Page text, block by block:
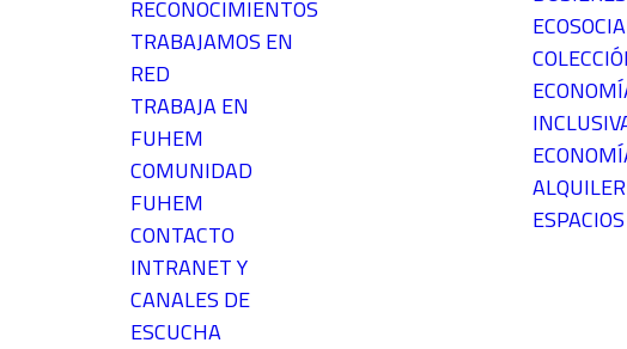
RECONOCIMIENTOS
TRABAJAMOS EN
RED
TRABAJA EN
FUHEM
COMUNIDAD
FUHEM
CONTACTO
INTRANET Y
CANALES DE
ESCUCHA
ESPACIOS